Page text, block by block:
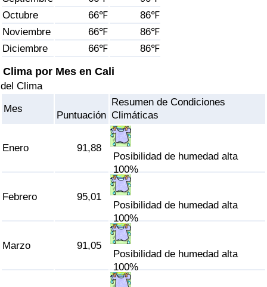
Octubre
66℉
86℉
Noviembre
66℉
86℉
Diciembre
66℉ 86℉
Clima por Mes en Cali
del Clima
Mes
Puntuación
Resumen de Condiciones
Climáticas
Enero 91,88
Posibilidad de humedad alta
100%
Febrero 95,01
Posibilidad de humedad alta
100%
Marzo 91,05
Posibilidad de humedad alta
100%
Índice de criminalidad por país
Sanidad
Índice de Sanidad (Actual)
Índice de Sanidad por País
Índice de Contaminación (Actual)
Índice de contaminación
Índice de Contaminación por País